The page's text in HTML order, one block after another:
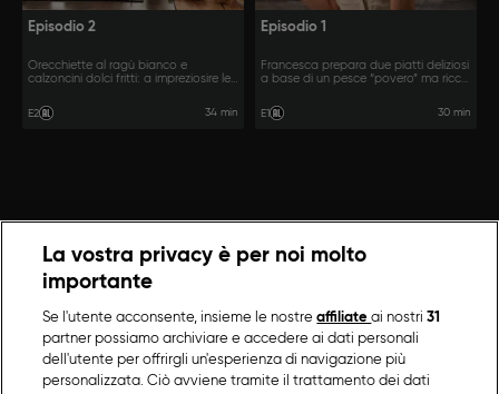
Episodio 2
Orecchiette al ragù bianco e
calzoncini dolci fritti: a impreziosire le
magico: il miele.
E2 34 min
Episodio 1
Francesca prepara due piatti deliziosi
a base di un pesce “povero” ma ricco
E1 30 min
La vostra privacy è per noi molto
importante
Se l'utente acconsente, insieme le nostreaffiliateai nostri31
partner possiamo archiviare e accedere ai dati personali
dell'utente per offrirgli un'esperienza di navigazione più
personalizzata. Ciò avviene tramite il trattamento dei dati